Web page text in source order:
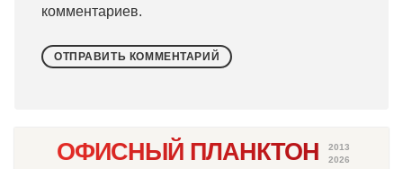
комментариев.
ОФИСНЫЙ ПЛАНКТОН
2013
2026